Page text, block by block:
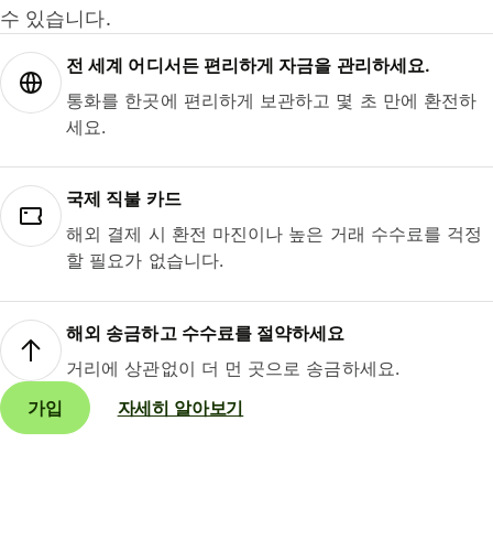
수 있습니다.
전 세계 어디서든 편리하게 자금을 관리하세요.
통화를 한곳에 편리하게 보관하고 몇 초 만에 환전하
세요.
국제 직불 카드
해외 결제 시 환전 마진이나 높은 거래 수수료를 걱정
할 필요가 없습니다.
해외 송금하고 수수료를 절약하세요
거리에 상관없이 더 먼 곳으로 송금하세요.
가입
자세히 알아보기